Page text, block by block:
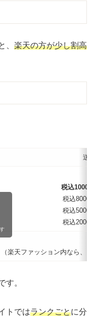
、 楽天の方が少し割高
送
税込10000
税込8000
税込5000
税込2000
（楽天ファッション内なら、
す。
トではランクごとに分